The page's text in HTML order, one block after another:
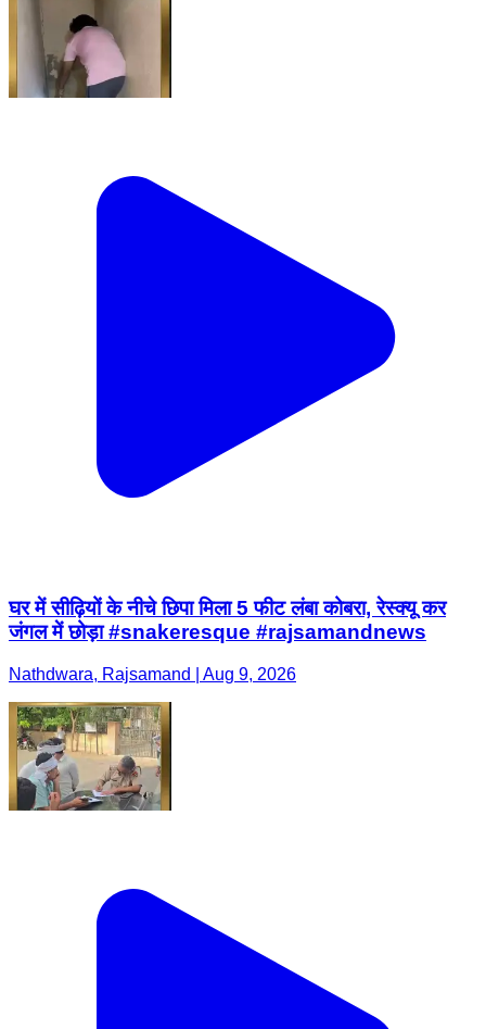
घर में सीढ़ियों के नीचे छिपा मिला 5 फीट लंबा कोबरा, रेस्क्यू कर
जंगल में छोड़ा #snakeresque #rajsamandnews
Nathdwara, Rajsamand | Aug 9, 2026